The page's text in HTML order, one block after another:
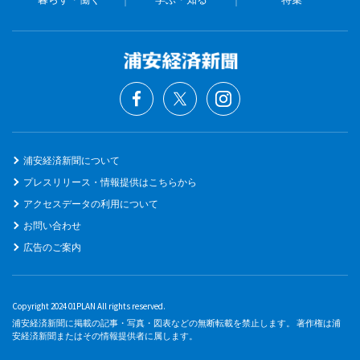
浦安経済新聞について
プレスリリース・情報提供はこちらから
アクセスデータの利用について
お問い合わせ
広告のご案内
Copyright 2024 01PLAN All rights reserved.
浦安経済新聞に掲載の記事・写真・図表などの無断転載を禁止します。 著作権は浦
安経済新聞またはその情報提供者に属します。